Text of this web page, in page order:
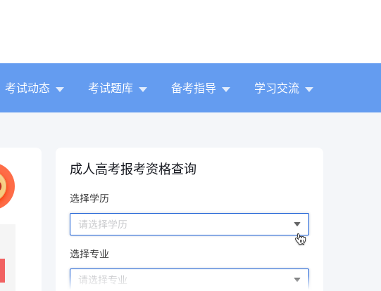
考试动态 考试题库 备考指导 学习交流
成人高考报考资格查询